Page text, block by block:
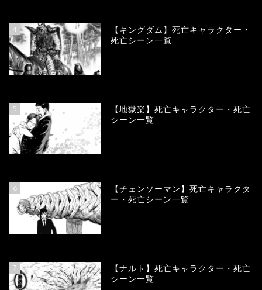
4
【キングダム】死亡キャラクター・
死亡シーン一覧
5
【地獄楽】死亡キャラクター・死亡
シーン一覧
6
【チェンソーマン】死亡キャラクタ
ー・死亡シーン一覧
7
【ナルト】死亡キャラクター・死亡
シーン一覧